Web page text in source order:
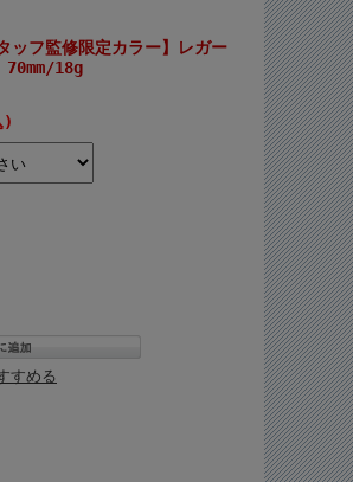
ッフ監修限定カラー】レガー
70mm/18g
)
すめる